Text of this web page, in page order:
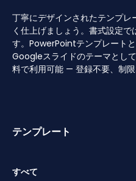
丁寧にデザインされたテンプレ
く仕上げましょう。書式設定
す。PowerPointテンプレートと
Googleスライドのテーマとし
料で利用可能 — 登録不要、制限
テンプレート
すべて